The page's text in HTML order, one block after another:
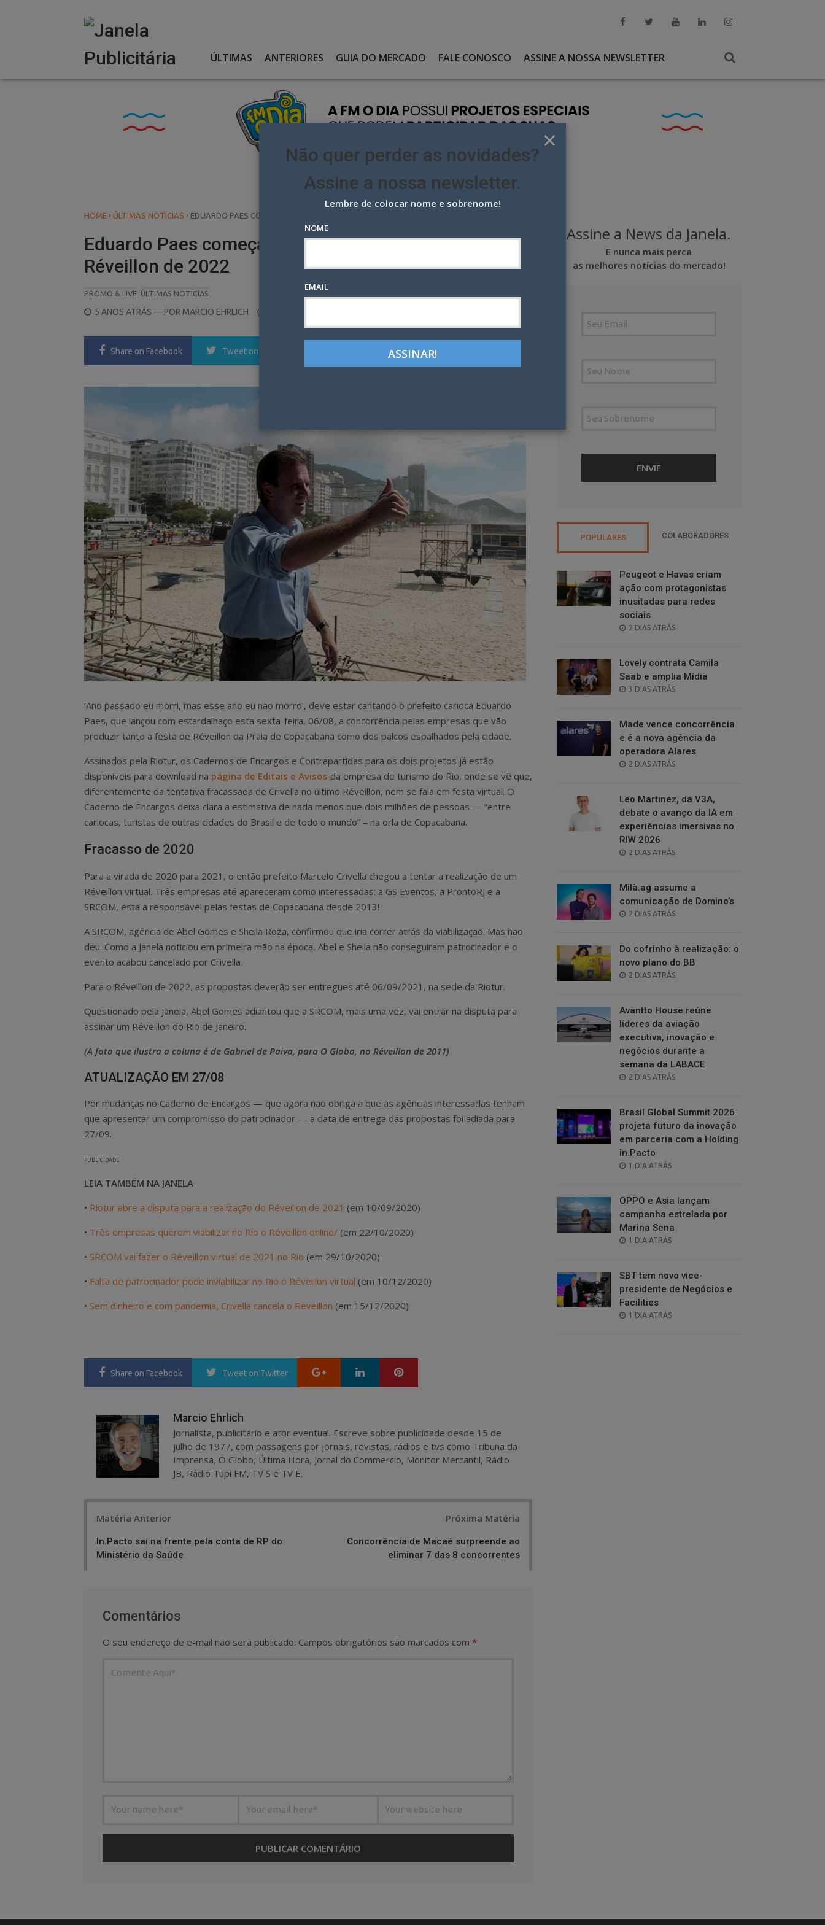
ÚLTIMAS ANTERIORES GUIA DO MERCADO FALE CONOSCO ASSINE A NOSSA NEWSLETTER
HOME › ÚLTIMAS NOTÍCIAS › EDUARDO PAES COMEÇA A PROCURAR QUEM FARÁ O RÉVEILLON DE 2022
Eduardo Paes começa a procurar quem fará o
Réveillon de 2022
PROMO & LIVE ÚLTIMAS NOTÍCIAS
POSTED
5 ANOS ATRÁS — POR MARCIO EHRLICH
Share on Facebook Tweet on Twitter LinkedIn Pinterest
‘Ano passado eu morri, mas esse ano eu não morro’, deve estar cantando o prefeito carioca Eduardo
Paes, que lançou com estardalhaço esta sexta-feira, 06/08, a concorrência pelas empresas que vão
produzir tanto a festa de Réveillon da Praia de Copacabana como dos palcos espalhados pela cidade.
Assinados pela Riotur, os Cadernos de Encargos e Contrapartidas para os dois projetos já estão
disponíveis para download na página de Editais e Avisos da empresa de turismo do Rio, onde se vê que,
diferentemente da tentativa fracassada de Crivella no último Réveillon, nem se fala em festa virtual. O
Caderno de Encargos deixa clara a estimativa de nada menos que dois milhões de pessoas — “entre
cariocas, turistas de outras cidades do Brasil e de todo o mundo” – na orla de Copacabana.
Fracasso de 2020
Para a virada de 2020 para 2021, o então prefeito Marcelo Crivella chegou a tentar a realização de um
Réveillon virtual. Três empresas até apareceram como interessadas: a GS Eventos, a ProntoRJ e a
SRCOM, esta a responsável pelas festas de Copacabana desde 2013!
A SRCOM, agência de Abel Gomes e Sheila Roza, confirmou que iria correr atrás da viabilização. Mas não
deu. Como a Janela noticiou em primeira mão na época, Abel e Sheila não conseguiram patrocinador e o
evento acabou cancelado por Crivella.
Para o Réveillon de 2022, as propostas deverão ser entregues até 06/09/2021, na sede da Riotur.
Questionado pela Janela, Abel Gomes adiantou que a SRCOM, mais uma vez, vai entrar na disputa para
assinar um Réveillon do Rio de Janeiro.
(A foto que ilustra a coluna é de Gabriel de Paiva, para O Globo, no Réveillon de 2011)
ATUALIZAÇÃO EM 27/08
Por mudanças no Caderno de Encargos — que agora não obriga a que as agências interessadas tenham
que apresentar um compromisso do patrocinador — a data de entrega das propostas foi adiada para
27/09.
PUBLICIDADE
LEIA TAMBÉM NA JANELA
• Riotur abre a disputa para a realização do Réveillon de 2021 (em 10/09/2020)
• Três empresas querem viabilizar no Rio o Réveillon online/ (em 22/10/2020)
• SRCOM vai fazer o Réveillon virtual de 2021 no Rio (em 29/10/2020)
• Falta de patrocinador pode inviabilizar no Rio o Réveillon virtual (em 10/12/2020)
• Sem dinheiro e com pandemia, Crivella cancela o Réveillon (em 15/12/2020)
Share on Facebook Tweet on Twitter Google+ LinkedIn
Marcio Ehrlich
Jornalista, publicitário e ator eventual. Escreve sobre publicidade desde 15 de
julho de 1977, com passagens por jornais, revistas, rádios e tvs como Tribuna da
Imprensa, O Globo, Última Hora, Jornal do Commercio, Monitor Mercantil, Rádio
JB, Rádio Tupi FM, TV S e TV E.
Matéria Anterior
In.Pacto sai na frente pela conta de RP do
Ministério da Saúde
Próxima Matéria
Concorrência de Macaé surpreende ao
eliminar 7 das 8 concorrentes
Comentários
O seu endereço de e-mail não será publicado. Campos obrigatórios são marcados com *
Assine a News da Janela.
E nunca mais perca
as melhores notícias do mercado!
POPULARES COLABORADORES
Peugeot e Havas criam
ação com protagonistas
inusitadas para redes
sociais
POSTED
2 DIAS ATRÁS
Lovely contrata Camila
Saab e amplia Mídia
POSTED
3 DIAS ATRÁS
Made vence concorrência
e é a nova agência da
operadora Alares
POSTED
2 DIAS ATRÁS
Leo Martinez, da V3A,
debate o avanço da IA em
experiências imersivas no
RIW 2026
POSTED
2 DIAS ATRÁS
Milà.ag assume a
comunicação de Domino’s
POSTED
2 DIAS ATRÁS
Do cofrinho à realização: o
novo plano do BB
POSTED
2 DIAS ATRÁS
Avantto House reúne
líderes da aviação
executiva, inovação e
negócios durante a
semana da LABACE
POSTED
2 DIAS ATRÁS
Brasil Global Summit 2026
projeta futuro da inovação
em parceria com a Holding
in.Pacto
POSTED
1 DIA ATRÁS
OPPO e Asia lançam
campanha estrelada por
Marina Sena
POSTED
1 DIA ATRÁS
SBT tem novo vice-
presidente de Negócios e
Facilities
POSTED
1 DIA ATRÁS
×
Não quer perder as novidades?
Assine a nossa newsletter.
Lembre de colocar nome e sobrenome!
NOME
EMAIL